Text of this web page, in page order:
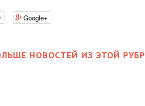
Google+
НОВОСТЕЙ ИЗ ЭТОЙ